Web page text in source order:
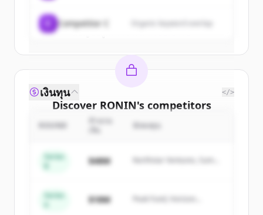
มีบัญชีอยู่แล้วใช่ไหม
Competitor C Organic keyword overlap
Discover RONIN's competitors
Sign up for free to view all
New accounts include trial credits to
get started.
Create Free Account
เงินทุน </>
นักลงทุน
Series
$48M
Northstar Ventures, Summit
Series
$18M
Peak Fund, Horizon